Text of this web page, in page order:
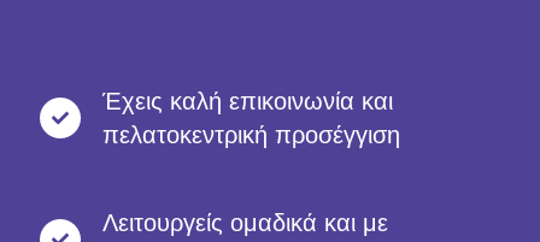
Έχεις καλή επικοινωνία και
πελατοκεντρική προσέγγιση
Λειτουργείς ομαδικά και με